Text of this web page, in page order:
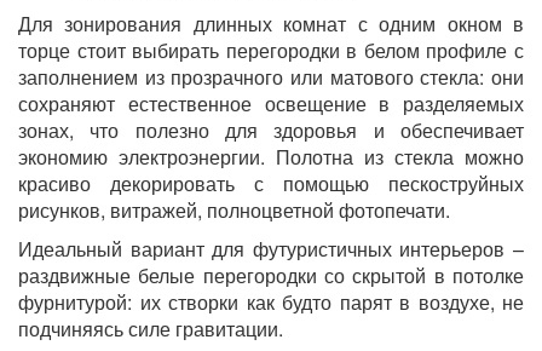
Для зонирования длинных комнат с одним окном в
торце стоит выбирать перегородки в белом профиле с
заполнением из прозрачного или матового стекла: они
сохраняют естественное освещение в разделяемых
зонах, что полезно для здоровья и обеспечивает
экономию электроэнергии. Полотна из стекла можно
красиво декорировать с помощью пескоструйных
рисунков, витражей, полноцветной фотопечати.
Идеальный вариант для футуристичных интерьеров –
раздвижные белые перегородки со скрытой в потолке
фурнитурой: их створки как будто парят в воздухе, не
подчиняясь силе гравитации.